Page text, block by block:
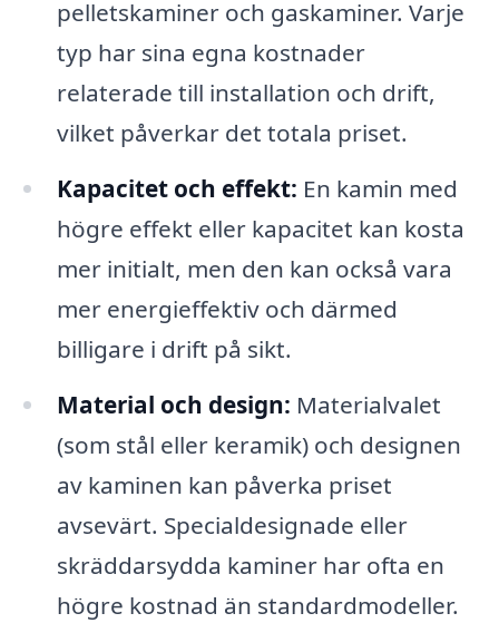
pelletskaminer och gaskaminer. Varje
typ har sina egna kostnader
relaterade till installation och drift,
vilket påverkar det totala priset.
Kapacitet och effekt: En kamin med
högre effekt eller kapacitet kan kosta
mer initialt, men den kan också vara
mer energieffektiv och därmed
billigare i drift på sikt.
Material och design: Materialvalet
(som stål eller keramik) och designen
av kaminen kan påverka priset
avsevärt. Specialdesignade eller
skräddarsydda kaminer har ofta en
högre kostnad än standardmodeller.